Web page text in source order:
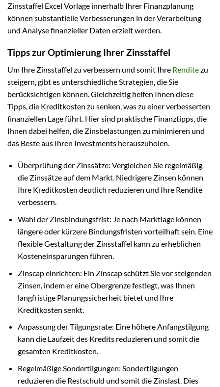
Zinsstaffel Excel Vorlage innerhalb Ihrer Finanzplanung
können substantielle Verbesserungen in der Verarbeitung
und Analyse finanzieller Daten erzielt werden.
Tipps zur Optimierung Ihrer Zinsstaffel
Um Ihre Zinsstaffel zu verbessern und somit Ihre Renditezu
steigern, gibt es unterschiedliche Strategien, die Sie
berücksichtigen können. Gleichzeitig helfen Ihnen diese
Tipps, die Kreditkosten zu senken, was zu einer verbesserten
finanziellen Lage führt. Hier sind praktische Finanztipps, die
Ihnen dabei helfen, die Zinsbelastungen zu minimieren und
das Beste aus Ihren Investments herauszuholen.
Überprüfung der Zinssätze: Vergleichen Sie regelmäßig
die Zinssätze auf dem Markt. Niedrigere Zinsen können
Ihre Kreditkosten deutlich reduzieren und Ihre Rendite
verbessern.
Wahl der Zinsbindungsfrist: Je nach Marktlage können
längere oder kürzere Bindungsfristen vorteilhaft sein. Eine
flexible Gestaltung der Zinsstaffel kann zu erheblichen
Kosteneinsparungen führen.
Zinscap einrichten: Ein Zinscap schützt Sie vor steigenden
Zinsen, indem er eine Obergrenze festlegt, was Ihnen
langfristige Planungssicherheit bietet und Ihre
Kreditkosten senkt.
Anpassung der Tilgungsrate: Eine höhere Anfangstilgung
kann die Laufzeit des Kredits reduzieren und somit die
gesamten Kreditkosten.
Regelmäßige Sondertilgungen: Sondertilgungen
reduzieren die Restschuld und somit die Zinslast. Dies